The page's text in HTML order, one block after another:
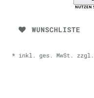
WUNSCHLISTE
* inkl. ges. MwSt. zzgl.